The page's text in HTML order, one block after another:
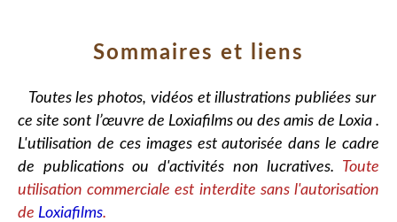
Sommaires et liens
Toutes les photos, vidéos et illustrations publiées sur
ce site sont l’œuvre de Loxiafilms ou des amis de Loxia .
L'utilisation de ces images est autorisée dans le cadre
de publications ou d'activités non lucratives. Toute
utilisation commerciale est interdite sans l'autorisation
de Loxiafilms.